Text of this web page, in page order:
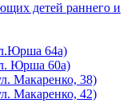
детей раннего и
64а)
Юрша 60а)
Макаренко, 38)
Макаренко, 42)